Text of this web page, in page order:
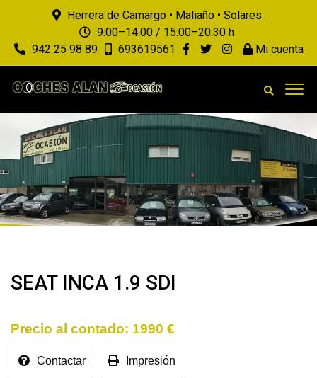
Herrera de Camargo • Maliaño • Solares
9:00–14:00 / 15:00–20:30 h
942 25 98 89
693619561 Mi cuenta
SEAT INCA 1.9 SDI
1990 €
Contactar Impresión